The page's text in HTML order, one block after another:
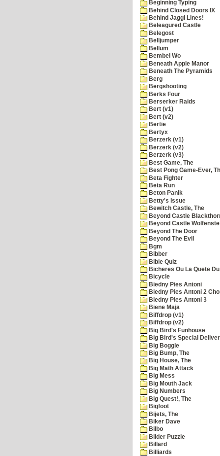
Beginning Typing
Behind Closed Doors IX
Behind Jaggi Lines!
Beleagured Castle
Belegost
Belljumper
Bellum
Bembel Wo
Beneath Apple Manor
Beneath The Pyramids
Berg
Bergshooting
Berks Four
Berserker Raids
Bert (v1)
Bert (v2)
Bertie
Bertyx
Berzerk (v1)
Berzerk (v2)
Berzerk (v3)
Best Game, The
Best Pong Game-Ever,
Beta Fighter
Beta Run
Beton Panik
Betty's Issue
Bewitch Castle, The
Beyond Castle
Beyond Castle
Beyond The Door
Beyond The Evil
Bgm
Bibber
Bible Quiz
Bicheres Ou La Quete
Bicycle
Biedny Pies Antoni
Biedny Pies Antoni 2
Biedny Pies Antoni 3
Biene Maja
Biffdrop (v1)
Biffdrop (v2)
Big Bird's Funhouse
Big Bird's Special
Big Boggle
Big Bump, The
Big House, The
Big Math Attack
Big Mess
Big Mouth Jack
Big Numbers
Big Quest!, The
Bigfoot
Bijets, The
Biker Dave
Bilbo
Bilder Puzzle
Billard
Billiards